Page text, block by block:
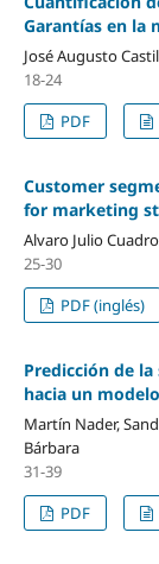
Garantías en la
José Augusto
18-24
PDF
Customer
for marketing
Alvaro Julio
25-30
PDF (inglés)
Predicción de
hacia un
Martín Nader,
Bárbara
31-39
PDF